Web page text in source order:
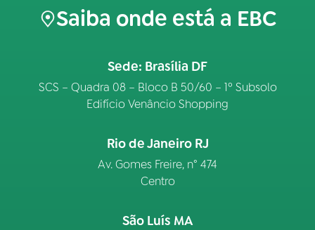
Saiba onde está a EBC
Sede: Brasília DF
SCS – Quadra 08 – Bloco B 50/60 – 1º Subsolo
Edifício Venâncio Shopping
Rio de Janeiro RJ
Av. Gomes Freire, n° 474
Centro
São Luís MA